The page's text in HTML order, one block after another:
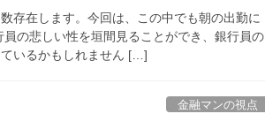
存在します。今回は、この中でも朝の出勤に
の悲しい性を垣間見ることができ、銀行員の
いるかもしれません […]
金融マンの視点